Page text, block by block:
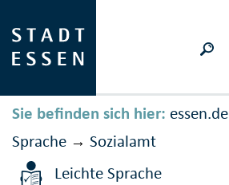
Sie befinden sich hier: essen.de
Sprache → Sozialamt
Leichte Sprache